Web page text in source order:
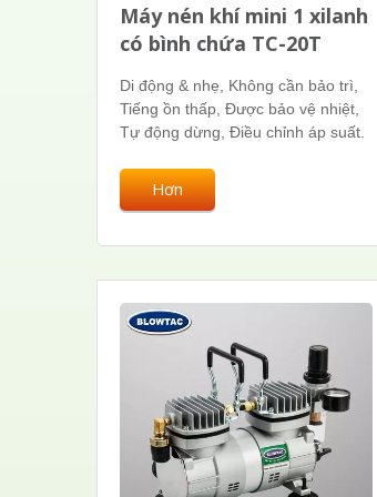
Máy nén khí mini 1 xilanh
có bình chứa TC-20T
Di động & nhẹ, Không cần bảo trì,
Tiếng ồn thấp, Được bảo vệ nhiệt,
Tự động dừng, Điều chỉnh áp suất.
Hơn